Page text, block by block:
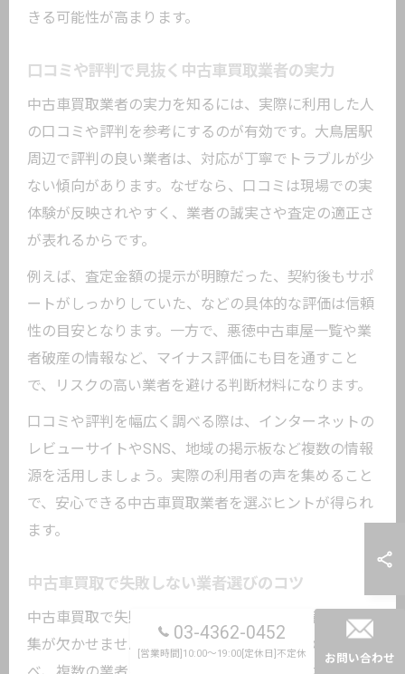
きる可能性が高まります。
口コミや評判で見抜く中古車買取業者の実力
中古車買取業者の実力を知るには、実際に利用した人
の口コミや評判を参考にするのが有効です。大鳥居駅
周辺で評判の良い業者は、対応が丁寧でトラブルが少
ない傾向があります。なぜなら、口コミは現場での実
体験が反映されやすく、業者の誠実さや査定の適正さ
が表れるからです。
例えば、査定金額の提示が明瞭だった、契約後もサポ
ートがしっかりしていた、などの具体的な評価は信頼
性の目安となります。一方で、悪徳中古車屋一覧や業
者破産の情報など、マイナス評価にも目を通すこと
で、リスクの高い業者を避ける判断材料になります。
口コミや評判を幅広く調べる際は、インターネットの
レビューサイトやSNS、地域の掲示板など複数の情報
源を活用しましょう。実際の利用者の声を集めること
で、安心できる中古車買取業者を選ぶヒントが得られ
ます。
中古車買取で失敗しない業者選びのコツ
中古車買取で失敗しないためには、事前準備と情報収
集が欠かせません。まずは、売却予定の車の相場を調
03-4362-0452
[営業時間]10:00～19:00[定休日]不定休 お問い合わせ